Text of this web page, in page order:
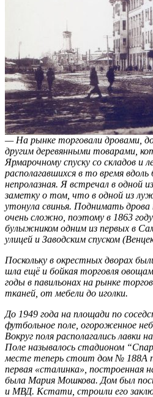
— На рынке торговали дровами,
другим деревянными товарами,
Ярмарочному спуску со складов и
располагавшихся в то время вдоль
непролазная. Я встречал в одной
заметку о том, что в одной из
утонула свинья. Поднимать дрова
очень сложно, поэтому в 1863
булыжником одним из первых в
улицей и Заводским спуском
Поскольку в окрестных дворах
шла ещё и бойкая торговля
годы в павильонах на рынке
тканей, от мебели до иголки.
До 1949 года на площади по
футбольное поле, огороженное
Вокруг поля располагались лавки
Поле называлось стадионом
месте теперь стоит дом № 188А
первая «сталинка», построенная
была Мария Мошкова. Дом был
и МВД. Кстати, строили его